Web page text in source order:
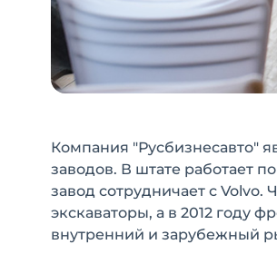
Компания "Русбизнесавто"
заводов. В штате работает
завод сотрудничает с Volvo.
экскаваторы, а в 2012 году
внутренний и зарубежный